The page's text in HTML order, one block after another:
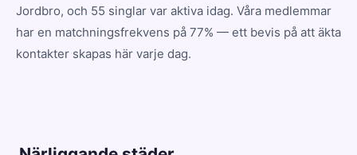
Jordbro, och 55 singlar var aktiva idag. Våra medlemmar
har en matchningsfrekvens på 77% — ett bevis på att äkta
kontakter skapas här varje dag.